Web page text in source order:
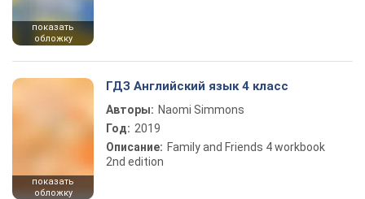
показать
обложку
показать
обложку
ГДЗ Английский язык 4 класс
Авторы: Naomi Simmons
Год: 2019
Описание: Family and Friends 4 workbook
2nd edition